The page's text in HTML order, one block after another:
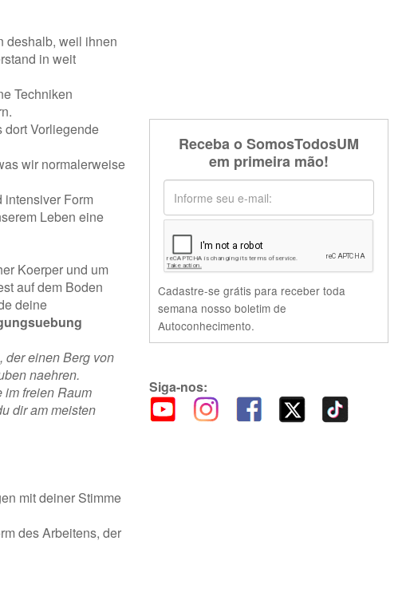
deshalb, weil ihnen
in weit
Techniken
dort Vorliegende
wir normalerweise
intensiver Form
Leben eine
Koerper und um
auf dem Boden
deine
der einen Berg von
naehren.
im freien Raum
dir am meisten
mit deiner Stimme
des Arbeitens, der
Receba o SomosTodosUM
em primeira mão!
Cadastre-se grátis para receber toda
semana nosso boletim de
Autoconhecimento.
Siga-nos: